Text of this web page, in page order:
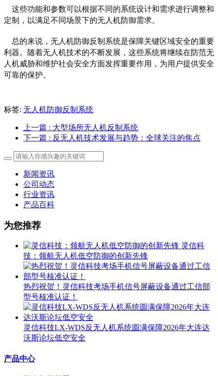
这些功能和参数可以根据不同的系统设计和需求进行调整和
定制，以满足不同场景下的无人机防御需求。
总的来说，无人机防御反制系统是保障关键区域安全的重要
利器。随着无人机技术的不断发展，这些系统将继续在防范无
人机威胁和维护社会安全方面发挥重要作用，为用户提供安全
可靠的保护。
标签: 无人机防御反制系统
上一篇 : 大型场所无人机反制系统
下一篇 : 反无人机技术发展与趋势：全球关注的焦点
新闻资讯
公司动态
行业资讯
产品百科
为您推荐
灵信科
技：领航无人机低空防御的创新先锋
热烈祝贺！灵信科技考场手机信号屏蔽设备通过工信部
型号核准认证！
灵信科技LX-WDS反无人机系统圆满保障2026年大连达
沃斯论坛低空安全
产品中心